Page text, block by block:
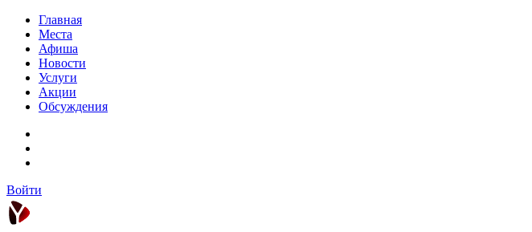
Главная
Места
Афиша
Новости
Услуги
Акции
Обсуждения
Войти